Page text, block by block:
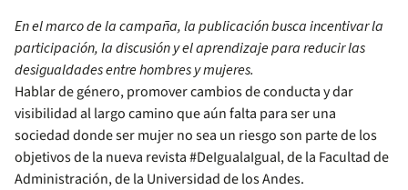
En el marco de la campaña, la publicación busca incentivar la
participación, la discusión y el aprendizaje para reducir las
desigualdades entre hombres y mujeres.
Hablar de género, promover cambios de conducta y dar
visibilidad al largo camino que aún falta para ser una
sociedad donde ser mujer no sea un riesgo son parte de los
objetivos de la nueva revista #DeIgualaIgual, de la Facultad de
Administración, de la Universidad de los Andes.